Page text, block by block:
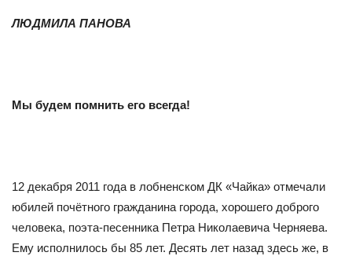
ЛЮДМИЛА ПАНОВА
Мы будем помнить его всегда!
12 декабря 2011 года в лобненском ДК «Чайка» отмечали
юбилей почётного гражданина города, хорошего доброго
человека, поэта-песенника Петра Николаевича Черняева.
Ему исполнилось бы 85 лет. Де­сять лет назад здесь же, в